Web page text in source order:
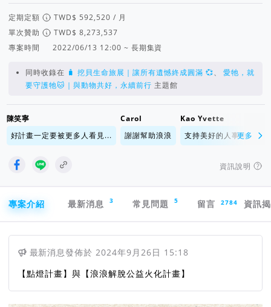
定期定額
/ 月
單次贊助
專案時間
2022/06/13 12:00 ~ 長期集資
同時收錄在 🧳 挖貝生命旅展｜讓所有遺憾終成圓滿 💞、愛牠，就
要守護牠🐱｜與動物共好，永續前行 主題館
陳笑寧
好計畫一定要被更多人看見...
Carol
謝謝幫助浪浪
Kao Yvette
支持美好的人事物，一
更多
資訊說明
專案介紹
最新消息 3 常見問題 5 留言 2784 資訊
最新消息發佈於2024年9月26日 15:18
【點燈計畫】與【浪浪解脫公益火化計畫】